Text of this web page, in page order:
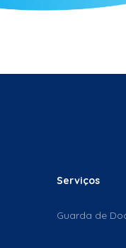
Serviços
Guarda de